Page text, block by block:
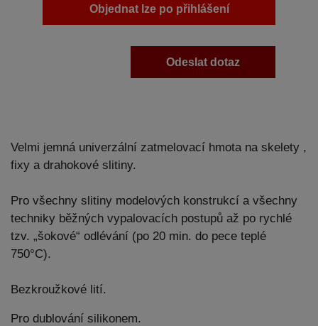
Objednat lze po přihlášení
Odeslat dotaz
Velmi jemná univerzální zatmelovací hmota na skelety ,
fixy a drahokové slitiny.
Pro všechny slitiny modelových konstrukcí a všechny
techniky běžných vypalovacích postupů až po rychlé
tzv. „šokové“ odlévání (po 20 min. do pece teplé
750°C).
Bezkroužkové lití.
Pro dublování silikonem.